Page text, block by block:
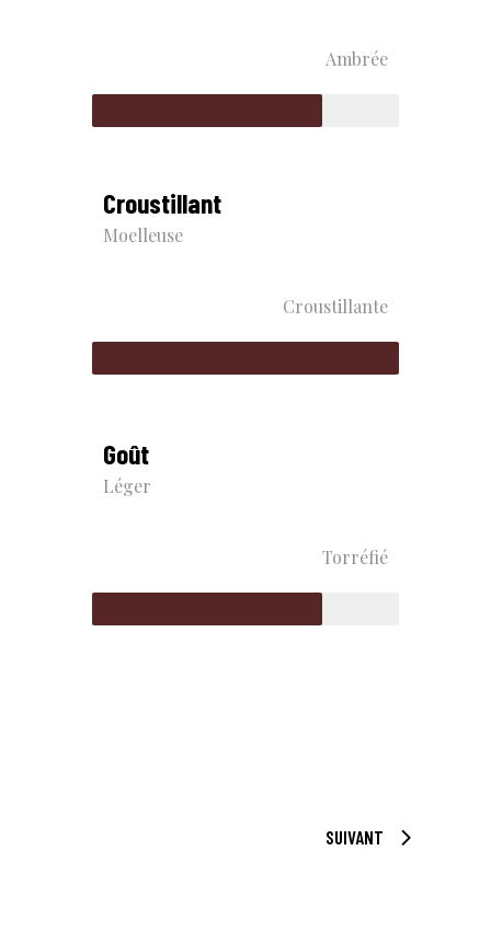
Ambrée
Croustillant
Moelleuse
Croustillante
Goût
Léger
Torréfié
SUIVANT